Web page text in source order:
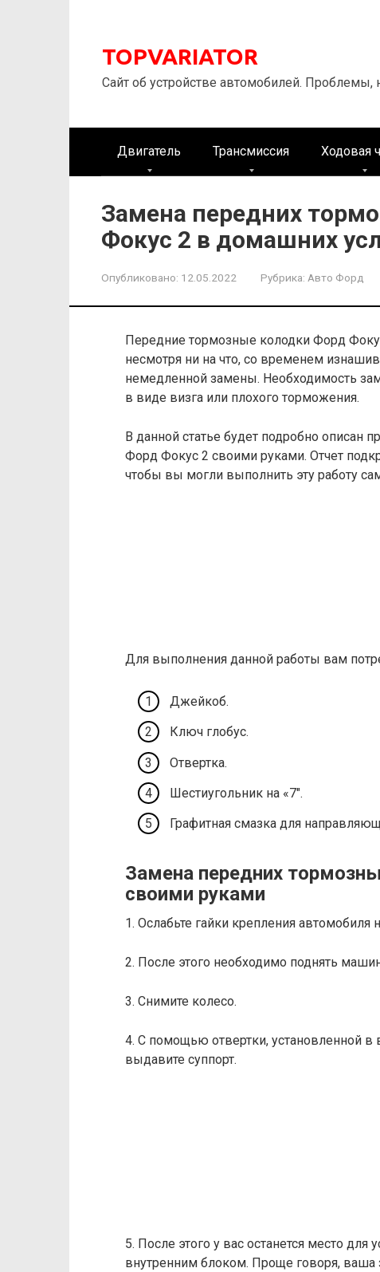
TOPVARIATOR
Сайт об устройстве автомобилей. Проблемы,
Двигатель Трансмиссия Ходовая
Замена передних
Фокус 2 в домашних
Опубликовано: 12.05.2022 Рубрика: Авто Форд
Передние тормозные колодки Форд
несмотря ни на что, со временем
немедленной замены. Необходимость
в виде визга или плохого торможения.
В данной статье будет подробно описан
Форд Фокус 2 своими руками. Отчет
чтобы вы могли выполнить эту работу
Для выполнения данной работы вам
Джейкоб.
Ключ глобус.
Отвертка.
Шестиугольник на «7″.
Графитная смазка для
Замена передних
своими руками
1. Ослабьте гайки крепления автомобиля
2. После этого необходимо поднять
3. Снимите колесо.
4. С помощью отвертки, установленной в
выдавите суппорт.
5. После этого у вас останется место
внутренним блоком. Проще говоря,